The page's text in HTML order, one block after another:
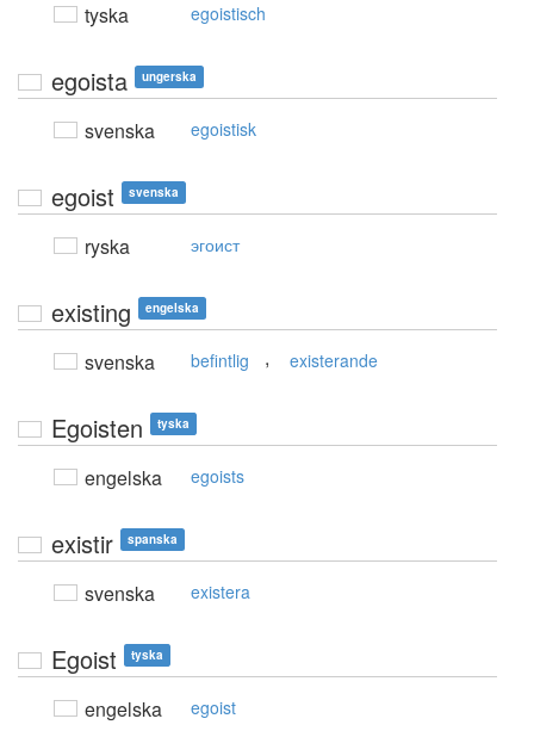
tyska egoistisch
egoista ungerska
svenska egoistisk
egoist svenska
ryska эгоист
existing engelska
svenska befintlig , existerande
Egoisten tyska
engelska egoists
existir spanska
svenska existera
Egoist tyska
engelska egoist